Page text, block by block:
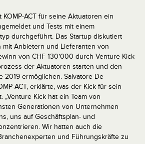
ACT für seine Aktuatoren ein
und Tests mit einem
durchgeführt. Das Startup diskutiert
mit Anbietern und Lieferanten von
von CHF 130’000 durch Venture Kick
der Aktuatoren starten und den
2019 ermöglichen. Salvatore De
ACT, erklärte, was der Kick für sein
Kick hat ein Team von
Generationen von Unternehmen
uns auf Geschäftsplan- und
Wir hatten auch die
und Führungskräfte zu